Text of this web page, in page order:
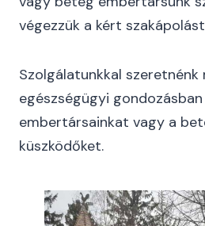
végezzük a kért
Szolgálatunkkal
egészségügyi
embertársainkat vagy a
küszködőket.